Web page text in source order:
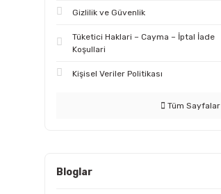
Gizlilik ve Güvenlik
Tüketici Haklari – Cayma – İptal İade
Koşullari
Kişisel Veriler Politikası
Tüm Sayfalar
Bloglar